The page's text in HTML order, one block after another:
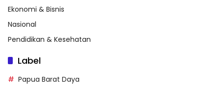
Ekonomi & Bisnis
Nasional
Pendidikan & Kesehatan
Label
Papua Barat Daya